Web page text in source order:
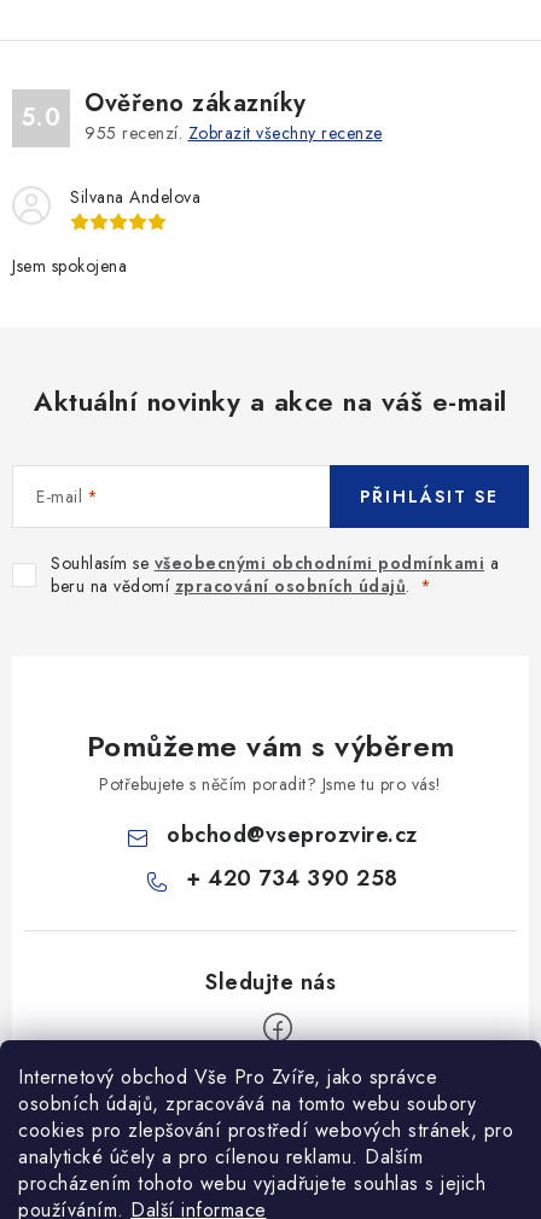
Internetový obchod Vše Pro Zvíře, jako správce
osobních údajů, zpracovává na tomto webu soubory
cookies pro zlepšování prostředí webových stránek, pro
analytické účely a pro cílenou reklamu. Dalším
procházením tohoto webu vyjadřujete souhlas s jejich
používáním. Další informace
5.0 Ověřeno zákazníky
955 recenzí. Zobrazit všechny recenze
Silvana Andelova
Jsem spokojena
Aktuální novinky a akce na váš e-mail
E-mail
Souhlasím se všeobecnými obchodními podmínkami a
beru na vědomí zpracování osobních údajů.
PŘIHLÁSIT SE
Pomůžeme vám s výběrem
Potřebujete s něčím poradit? Jsme tu pro vás!
obchod@vseprozvire.cz
+ 420 734 390 258
Informace pro Vás
Ceník dopravy